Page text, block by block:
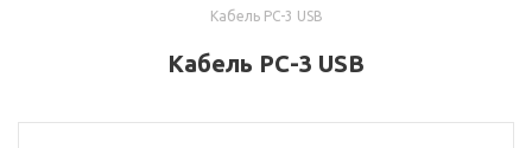
Кабель PC-3 USB
Кабель PC-3 USB